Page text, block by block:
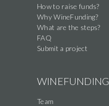
How to raise funds?
Why WineFunding?
What are the steps?
FAQ
Submit a project
WINEFUNDING
Team